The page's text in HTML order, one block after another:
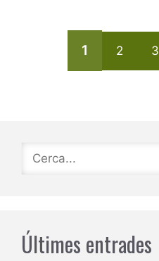
1 2 3
Cerca
Últimes entrades